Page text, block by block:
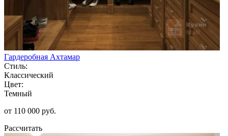
Гардеробная Ахтамар
Стиль:
Классический
Цвет:
Темный
от 110 000 руб.
Рассчитать